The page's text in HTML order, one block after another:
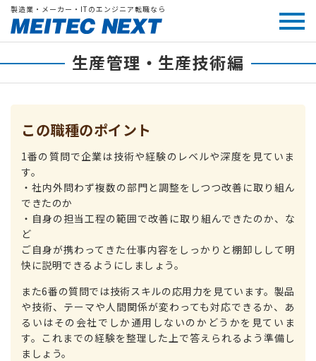
製造業・メーカー・ITのエンジニア転職なら
生産管理・生産技術編
この職種のポイント
1番の質問で企業は技術や経験のレベルや深度を見ていま
す。
・社内外問わず複数の部門と調整をしつつ改善に取り組ん
できたのか
・自身の担当工程の範囲で改善に取り組んできたのか、な
ど
ご自身が携わってきた仕事内容をしっかりと棚卸しして明
快に説明できるようにしましょう。
また6番の質問では技術スキルの応用力を見ています。製品
や技術、テーマや人間関係が変わっても対応できるか、あ
るいはその会社でしか通用しないのかどうかを見ていま
す。これまでの経験を整理した上で答えられるよう準備し
ましょう。